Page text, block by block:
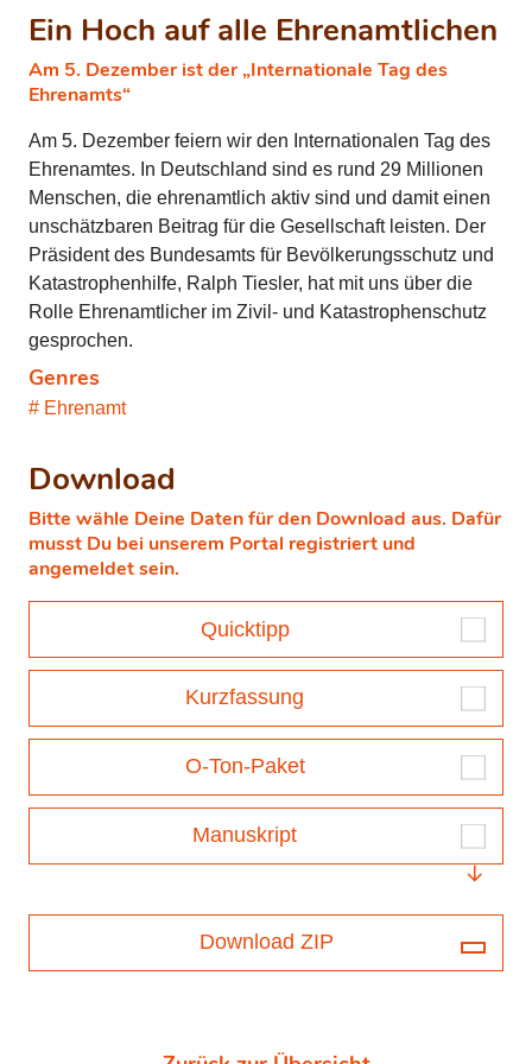
Ein Hoch auf alle Ehrenamtlichen
Am 5. Dezember ist der „Internationale Tag des
Ehrenamts“
Am 5. Dezember feiern wir den Internationalen Tag des
Ehrenamtes. In Deutschland sind es rund 29 Millionen
Menschen, die ehrenamtlich aktiv sind und damit einen
unschätzbaren Beitrag für die Gesellschaft leisten. Der
Präsident des Bundesamts für Bevölkerungsschutz und
Katastrophenhilfe, Ralph Tiesler, hat mit uns über die
Rolle Ehrenamtlicher im Zivil- und Katastrophenschutz
gesprochen.
Genres
Ehrenamt
Download
Bitte wähle Deine Daten für den Download aus. Dafür
musst Du bei unserem Portal registriert und
angemeldet sein.
Quicktipp
Kurzfassung
O-Ton-Paket
Manuskript
Download ZIP